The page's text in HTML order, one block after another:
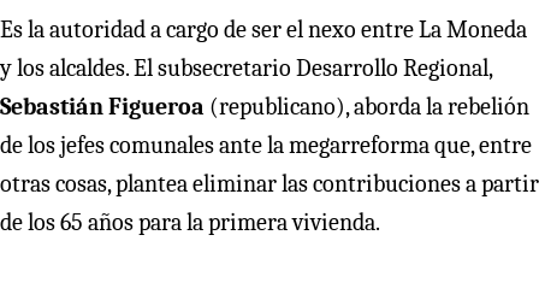
Es la autoridad a cargo de ser el nexo entre La Moneda
y los alcaldes. El subsecretario Desarrollo Regional,
Sebastián Figueroa (republicano), aborda la rebelión
de los jefes comunales ante la megarreforma que, entre
otras cosas, plantea eliminar las contribuciones a partir
de los 65 años para la primera vivienda.